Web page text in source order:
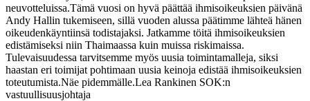
neuvotteluissa.Tämä vuosi on hyvä päättää ihmisoikeuksien päivänä
Andy Hallin tukemiseen, sillä vuoden alussa päätimme lähteä hänen
oikeudenkäyntiinsä todistajaksi. Jatkamme töitä ihmisoikeuksien
edistämiseksi niin Thaimaassa kuin muissa riskimaissa.
Tulevaisuudessa tarvitsemme myös uusia toimintamalleja, siksi
haastan eri toimijat pohtimaan uusia keinoja edistää ihmisoikeuksien
toteutumista.Näe pidemmälle.Lea Rankinen SOK:n
vastuullisuusjohtaja